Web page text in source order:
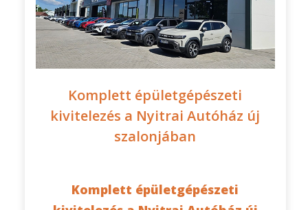
Komplett épületgépészeti
kivitelezés a Nyitrai Autóház új
szalonjában
Komplett épületgépészeti